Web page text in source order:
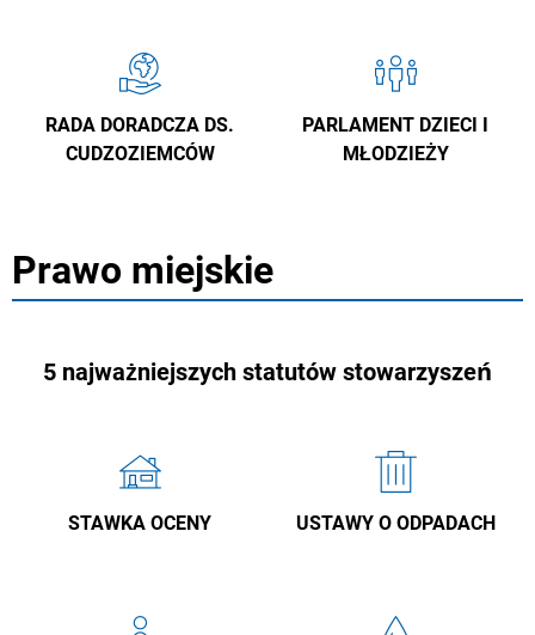
RADA DORADCZA DS.
CUDZOZIEMCÓW
PARLAMENT DZIECI I
MŁODZIEŻY
Prawo miejskie
5 najważniejszych statutów stowarzyszeń
STAWKA OCENY USTAWY O ODPADACH